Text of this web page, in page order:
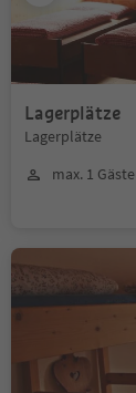
Lagerplätze
Lagerplätze
max. 1 Gäste